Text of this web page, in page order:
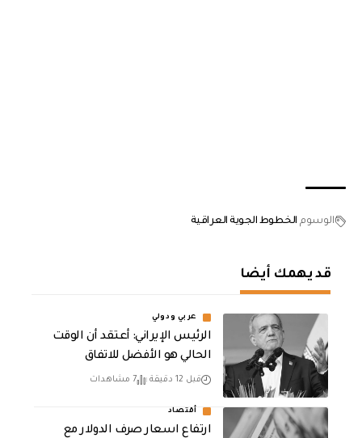
الوسوم الخطوط الجوية العراقية
قد يهمك أيضا
عربي ودولي
الرئيس الإيراني: أعتقد أن الوقت
الحالي هو الأفضل للاتفاق
قبل 12 دقيقة 7 مشاهدات
أقتصاد
ارتفاع اسعار صرف الدولار مع